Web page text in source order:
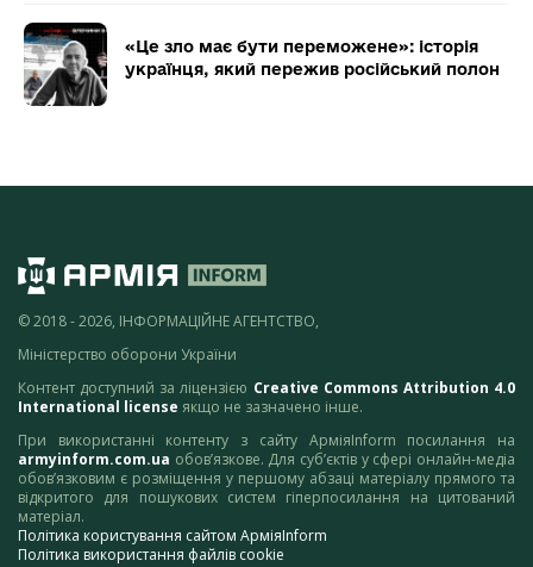
«Це зло має бути переможене»: історія
українця, який пережив російський полон
© 2018 - 2026, ІНФОРМАЦІЙНЕ АГЕНТСТВО,
Міністерство оборони України
Контент доступний за ліцензією Creative Commons Attribution 4.0
International license якщо не зазначено інше.
При використанні контенту з сайту АрміяInform посилання на
armyinform.com.ua обов’язкове. Для суб’єктів у сфері онлайн-медіа
обов’язковим є розміщення у першому абзаці матеріалу прямого та
відкритого для пошукових систем гіперпосилання на цитований
матеріал.
Політика користування сайтом АрміяInform
Політика використання файлів cookie